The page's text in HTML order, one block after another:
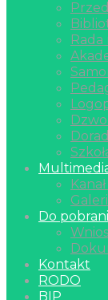
Do
Kontakt
RODO
BIP